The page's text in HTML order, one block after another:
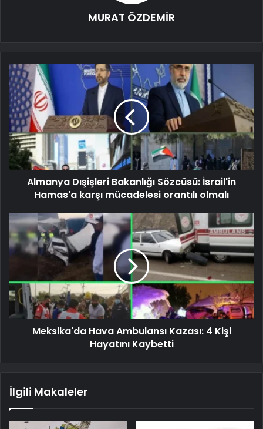
MURAT ÖZDEMİR
Almanya Dışişleri Bakanlığı Sözcüsü: İsrail'in
Hamas'a karşı mücadelesi orantılı olmalı
Meksika'da Hava Ambulansı Kazası: 4 Kişi
Hayatını Kaybetti
İlgili Makaleler